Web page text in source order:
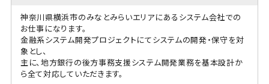
神奈川県横浜市のみなとみらいエリアにあるシステム会社での
お仕事になります。
金融系システム開発プロジェクトにてシステムの開発・保守を対
象とし、
主に、地方銀行の後方事務支援システム開発業務を基本設計か
ら全て対応していただきます。